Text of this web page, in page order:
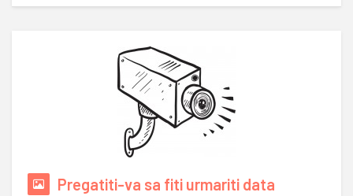
Pregatiti-va sa fiti urmariti data